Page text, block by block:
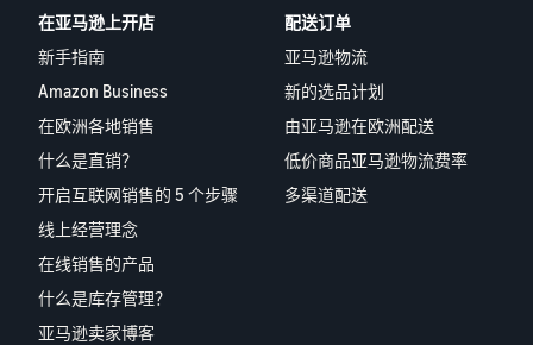
在亚马逊上开店
新手指南
Amazon Business
在欧洲各地销售
什么是直销？
开启互联网销售的 5 个步骤
线上经营理念
在线销售的产品
什么是库存管理？
亚马逊卖家博客
配送订单
亚马逊物流
新的选品计划
由亚马逊在欧洲配送
低价商品亚马逊物流费率
多渠道配送